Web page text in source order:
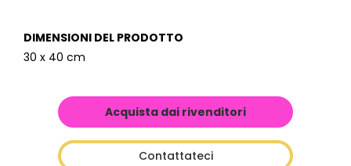
DIMENSIONI DEL PRODOTTO
30 x 40 cm
Acquista dai rivenditori
Contattateci